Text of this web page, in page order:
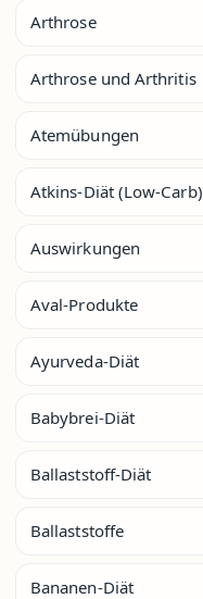
Arthrose
Arthrose und Arthritis
Atemübungen
Atkins-Diät (Low-Carb)
Auswirkungen
Aval-Produkte
Ayurveda-Diät
Babybrei-Diät
Ballaststoff-Diät
Ballaststoffe
Bananen-Diät